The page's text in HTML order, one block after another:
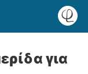
για